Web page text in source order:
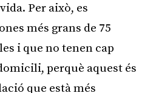
Per això, es
més grans de 75
i que no tenen cap
perquè aquest és
que està més